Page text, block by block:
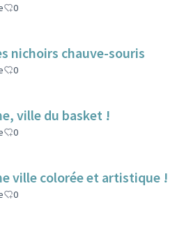
0
nichoirs chauve-souris
0
ville du basket !
0
ville colorée et artistique !
0